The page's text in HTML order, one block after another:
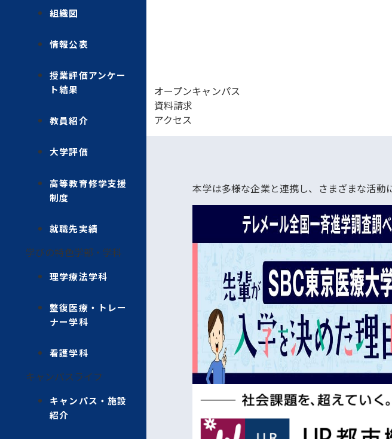
組織図
情報公表
授業評価アンケー
ト結果
教員紹介
大学評価
高等教育修学支援
制度
就職先実績
学びの特色学部・学科
理学療法学科
整復医療・トレー
ナー学科
看護学科
キャンパスライフ
キャンパス・施設
紹介
オープンキャンパス
資料請求
アクセス
本学は多様な企業と連携し、さまざまな活動